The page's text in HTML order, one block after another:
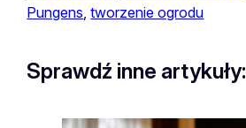
Pungens , tworzenie ogrodu
Sprawdź inne artykuły: